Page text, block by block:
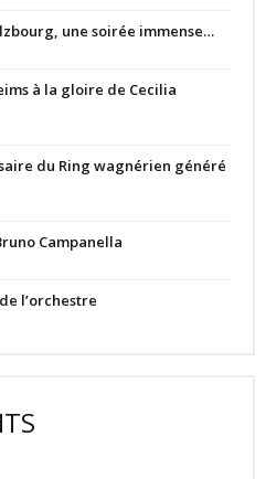
une soirée immense…
à la gloire de Cecilia
du Ring wagnérien généré
Campanella
l’orchestre